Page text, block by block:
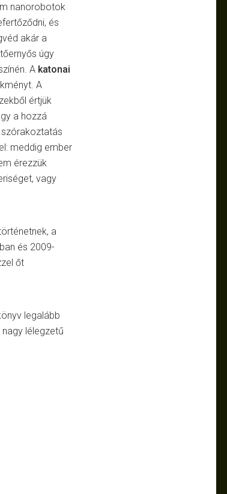
nanorobotok
és
akár a
úgy
A katonai
A
értjük
a hozzá
meddig ember
érezzük
vagy
a
és 2009-
őt
legalább
nagy lélegzetű